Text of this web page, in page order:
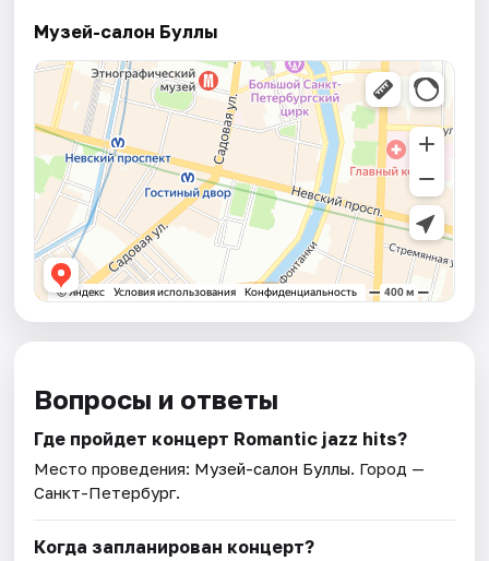
Музей-салон Буллы
Вопросы и ответы
Где пройдет концерт Romantic jazz hits?
Место проведения: Музей-салон Буллы. Город —
Санкт-Петербург.
Когда запланирован концерт?